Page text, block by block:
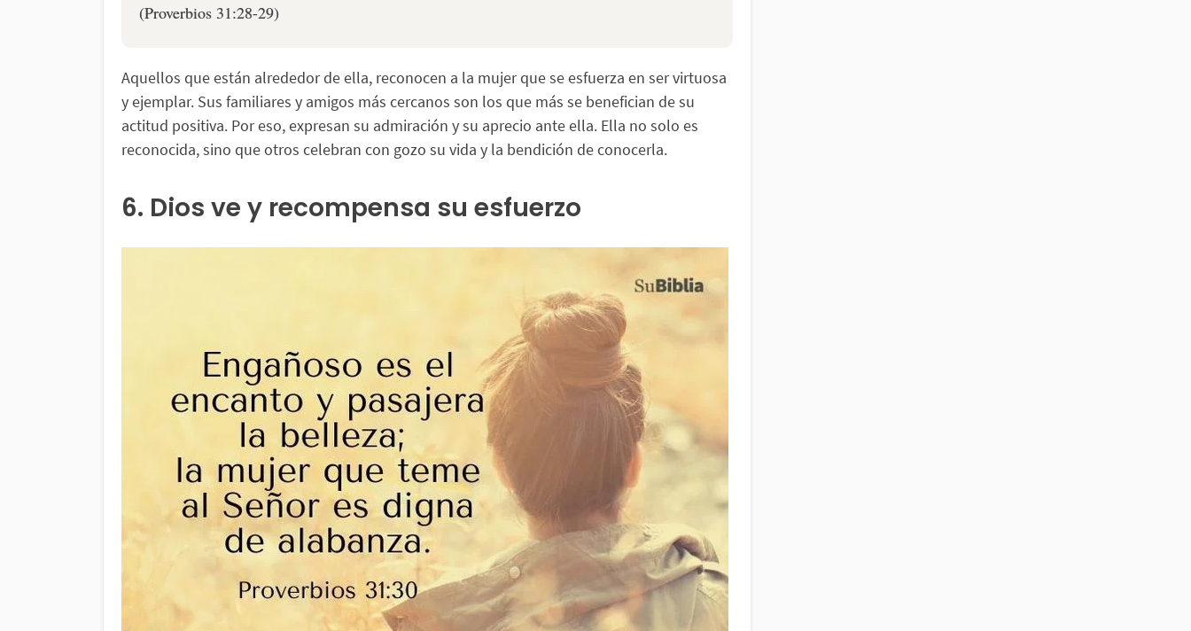
(Proverbios 31:28-29)
Aquellos que están alrededor de ella, reconocen a la mujer que se esfuerza en ser virtuosa
y ejemplar. Sus familiares y amigos más cercanos son los que más se benefician de su
actitud positiva. Por eso, expresan su admiración y su aprecio ante ella. Ella no solo es
reconocida, sino que otros celebran con gozo su vida y la bendición de conocerla.
6. Dios ve y recompensa su esfuerzo